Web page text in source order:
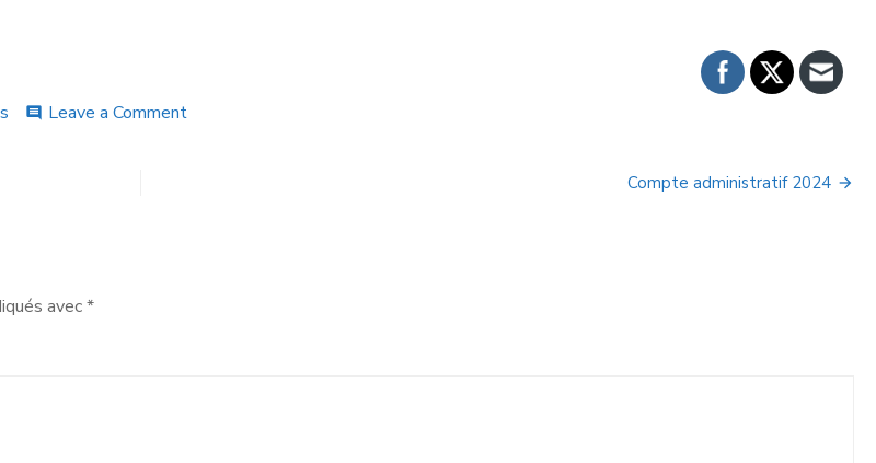
comment Leave a Comment
Compte administratif 2024
avec*